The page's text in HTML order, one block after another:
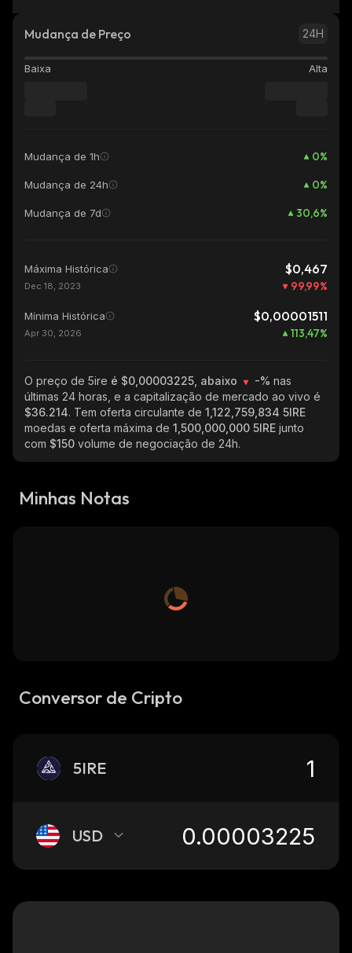
Mudança de Preço 24H
Baixa Alta
Mudança de 1h 0%
Mudança de 24h 0%
Mudança de 7d 30,6%
Máxima Histórica $0,467
Dec 18, 2023 99,99%
Mínima Histórica $0,00001511
Apr 30, 2026 113,47%
O preço de 5ire é $0,00003225, abaixo -% nas
últimas 24 horas, e a capitalização de mercado ao vivo é
$36.214. Tem oferta circulante de 1,122,759,834 5IRE
moedas e oferta máxima de 1,500,000,000 5IRE junto
com $150 volume de negociação de 24h.
Minhas Notas
Conversor de Cripto
5IRE
USD